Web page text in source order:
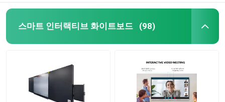
스마트 인터랙티브 화이트보드 (98)